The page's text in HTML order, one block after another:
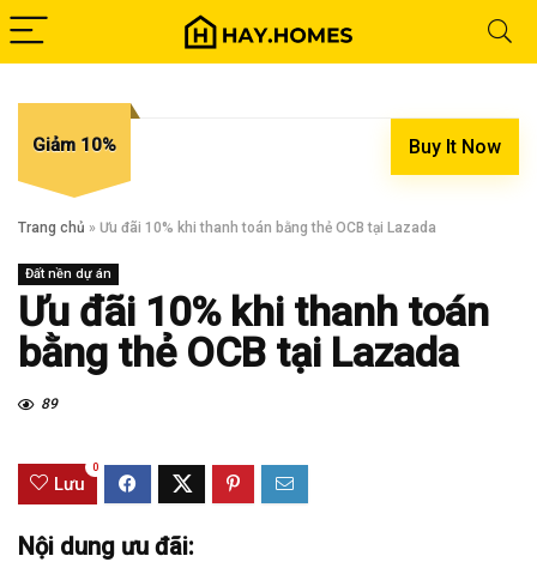
Giảm 10% Buy It Now
Trang chủ » Ưu đãi 10% khi thanh toán bằng thẻ OCB tại Lazada
Đất nền dự án
Ưu đãi 10% khi thanh toán
bằng thẻ OCB tại Lazada
89
Lưu
0
Nội dung ưu đãi: